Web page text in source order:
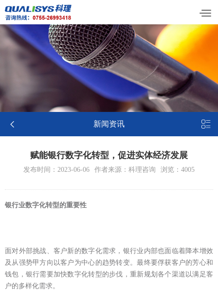
 新闻资讯 
赋能银行数字化转型，促进实体经济发展
发布时间：2023-06-06 作者来源：科理咨询 浏览：4005
银行业数字化转型的重要性
面对外部挑战、客户新的数字化需求，银行业内部也面临着降本增效
及从强势甲方向以客户为中心的趋势转变。最终要俘获客户的芳心和
钱包，银行需要加快数字化转型的步伐，重新规划各个渠道以满足客
户的多样化需求。